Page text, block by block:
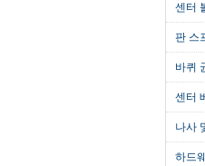
센터
판 스
바퀴
센터
나사
하드